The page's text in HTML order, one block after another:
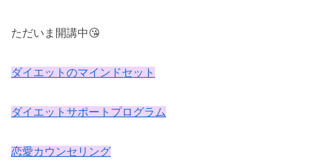
ただいま開講中😘
ダイエットのマインドセット
ダイエットサポートプログラム
恋愛カウンセリング